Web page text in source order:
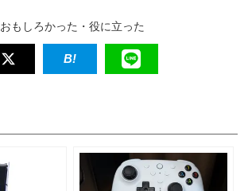
おもしろかった・役に立った